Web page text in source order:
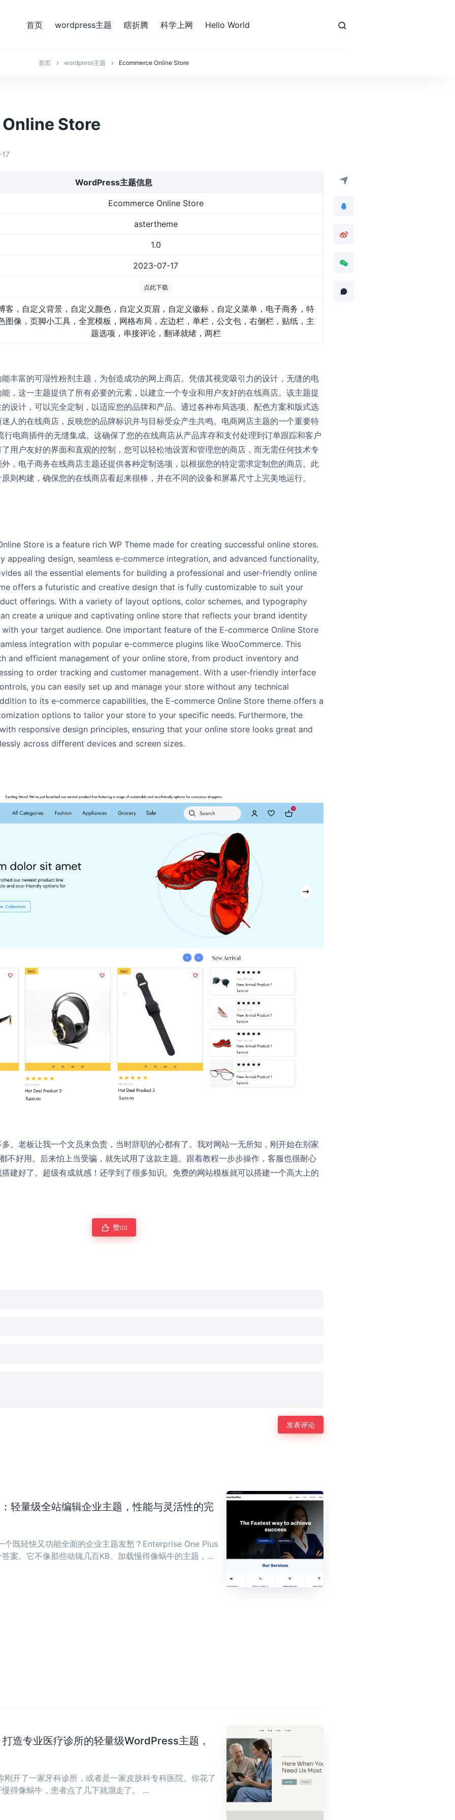
首页 wordpress主题 瞎折腾 科学上网 Hello World
首页 wordpress主题 Ecommerce Online Store
Store
WordPress主题信息
Ecommerce Online Store
astertheme
1.0
2023-07-17
点此下载
客，自定义背景，自定义颜色，自定义页眉，自定义徽标，自定义菜单，电子商务，特
图像，页脚小工具，全宽模板，网格布局，左边栏，单栏，公文包，右侧栏，贴纸，主
题选项，串接评论，翻译就绪，两栏
丰富的可湿性粉剂主题，为创造成功的网上商店。凭借其视觉吸引力的设计，无缝的电
，这一主题提供了所有必要的元素，以建立一个专业和用户友好的在线商店。该主题提
设计，可以完全定制，以适应您的品牌和产品。通过各种布局选项、配色方案和版式选
人的在线商店，反映您的品牌标识并与目标受众产生共鸣。电商网店主题的一个重要特
电商插件的无缝集成。这确保了您的在线商店从产品库存和支付处理到订单跟踪和客户
用户友好的界面和直观的控制，您可以轻松地设置和管理您的商店，而无需任何技术专
，电子商务在线商店主题还提供各种定制选项，以根据您的特定需求定制您的商店。此
则构建，确保您的在线商店看起来很棒，并在不同的设备和屏幕尺寸上完美地运行。
Store is a feature rich WP Theme made for creating successful online stores.
appealing design, seamless e-commerce integration, and advanced functionality,
all the essential elements for building a professional and user-friendly online
offers a futuristic and creative design that is fully customizable to suit your
offerings. With a variety of layout options, color schemes, and typography
create a unique and captivating online store that reflects your brand identity
your target audience. One important feature of the E-commerce Online Store
integration with popular e-commerce plugins like WooCommerce. This
and efficient management of your online store, from product inventory and
to order tracking and customer management. With a user-friendly interface
you can easily set up and manage your store without any technical
to its e-commerce capabilities, the E-commerce Online Store theme offers a
options to tailor your store to your specific needs. Furthermore, the
responsive design principles, ensuring that your online store looks great and
across different devices and screen sizes.
。老板让我一个文员来负责，当时辞职的心都有了。我对网站一无所知，刚开始在别家
不好用。后来怕上当受骗，就先试用了这款主题。跟着教程一步步操作，客服也很耐心
建好了。超级有成就感！还学到了很多知识。免费的网站模板就可以搭建一个高大上的
赞(0)
轻量级全站编辑企业主题，性能与灵活性的完
个既轻快又功能全面的企业主题发愁？Enterprise One Plus
案。它不像那些动辄几百KB、加载慢得像蜗牛的主题，而
造专业医疗诊所的轻量级WordPress主题，
开了一家牙科诊所，或者是一家皮肤科专科医院。你花了
得像蜗牛，患者点了几下就溜走了。 ...